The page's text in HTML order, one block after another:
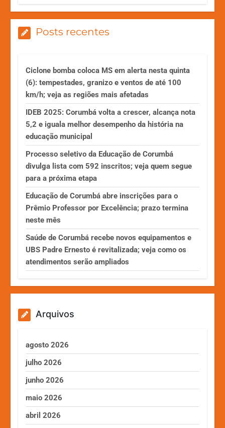
Posts recentes
Ciclone bomba coloca MS em alerta nesta quinta
(6): tempestades, granizo e ventos de até 100
km/h; veja as regiões mais afetadas
IDEB 2025: Corumbá volta a crescer, alcança nota
5,2 e iguala melhor desempenho da história na
educação municipal
Processo seletivo da Educação de Corumbá
divulga lista com 592 inscritos; veja quem segue
para a próxima etapa
Educação de Corumbá abre inscrições para o
Prêmio Professor por Excelência; prazo termina
neste mês
Saúde de Corumbá recebe novos equipamentos e
UBS Padre Ernesto é revitalizada; veja como os
atendimentos serão ampliados
Arquivos
agosto 2026
julho 2026
junho 2026
maio 2026
abril 2026